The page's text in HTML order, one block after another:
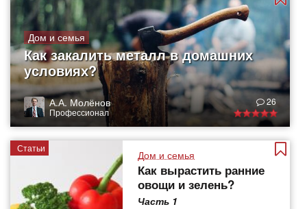
Дом и семья
Как закалить металл в домашних
условиях?
А.А. Молёнов
Профессионал
26
Статьи
Дом и семья
Как вырастить ранние
овощи и зелень?
Часть 1